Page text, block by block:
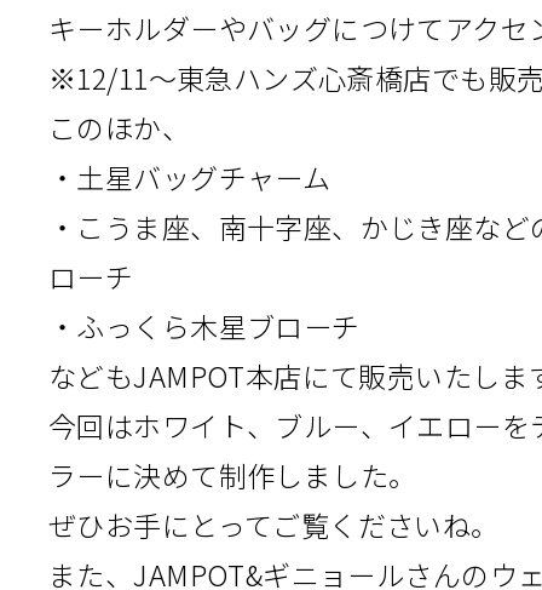
キーホルダーやバッグにつけてアクセ
※12/11～東急ハンズ心斎橋店でも販
このほか、
・土星バッグチャーム
・こうま座、南十字座、かじき座など
ローチ
・ふっくら木星ブローチ
などもJAMPOT本店にて販売いたしま
今回はホワイト、ブルー、イエローを
ラーに決めて制作しました。
ぜひお手にとってご覧くださいね。
また、JAMPOT&ギニョールさんのウ